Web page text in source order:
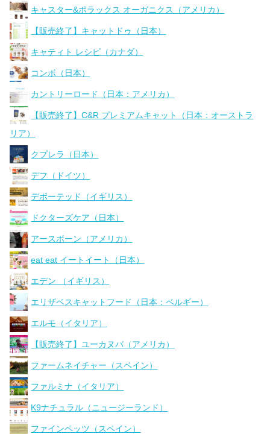
キャスター&ポラックス オーガニクス（アメリカ）
【販売終了】キャットドゥ（日本）
キャティト レシピ（カナダ）
コンボ（日本）
カントリーロード（日本：アメリカ）
【販売終了】C&R プレミアムキャット（日本：オーストラ
リア）
クプレラ（日本）
デフ（ドイツ）
デボーテッド（イギリス）
ドクターズケア（日本）
アースボーン（アメリカ）
eat eat イートイート（日本）
エデン （イギリス）
エリザベスキャットフード（日本：ベルギー）
エルモ（イタリア）
【販売終了】ユーカヌバ（アメリカ）
ファームネイチャー（スペイン）
ファルミナ（イタリア）
K9ナチュラル（ニュージーランド）
ファインペッツ（スペイン）